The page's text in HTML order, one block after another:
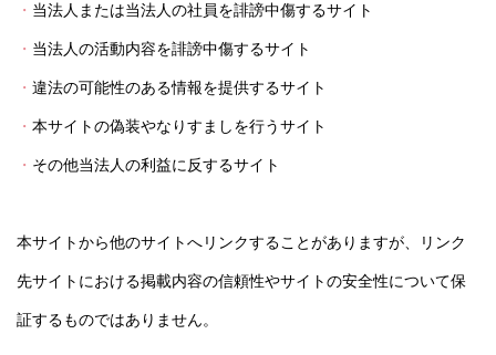
当法人または当法人の社員を誹謗中傷するサイト
当法人の活動内容を誹謗中傷するサイト
違法の可能性のある情報を提供するサイト
本サイトの偽装やなりすましを行うサイト
その他当法人の利益に反するサイト
本サイトから他のサイトへリンクすることがありますが、リンク
先サイトにおける掲載内容の信頼性やサイトの安全性について保
証するものではありません。